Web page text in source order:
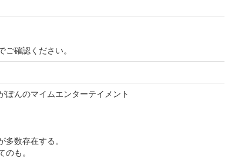
確認ください。
ぽんのマイムエンターテイメント
数存在する。
のも。